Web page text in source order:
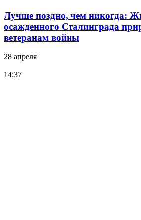
Лучше поздно, чем никогда:
осажденного Сталинграда
ветеранам войны
28 апреля
14:37